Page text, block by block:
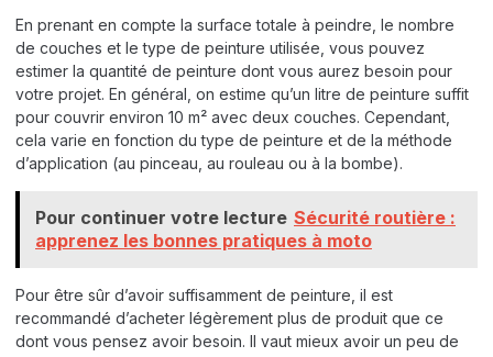
En prenant en compte la surface totale à peindre, le nombre
de couches et le type de peinture utilisée, vous pouvez
estimer la quantité de peinture dont vous aurez besoin pour
votre projet. En général, on estime qu’un litre de peinture suffit
pour couvrir environ 10 m² avec deux couches. Cependant,
cela varie en fonction du type de peinture et de la méthode
d’application (au pinceau, au rouleau ou à la bombe).
Pour continuer votre lecture Sécurité routière :
apprenez les bonnes pratiques à moto
Pour être sûr d’avoir suffisamment de peinture, il est
recommandé d’acheter légèrement plus de produit que ce
dont vous pensez avoir besoin. Il vaut mieux avoir un peu de